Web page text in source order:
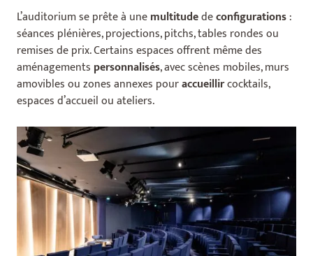
L’auditorium se prête à unemultitudedeconfigurations:
séances plénières, projections, pitchs, tables rondes ou
remises de prix.Certains espaces offrent même des
aménagements personnalisés, avec scènes mobiles, murs
amovibles ou zones annexes pouraccueillircocktails,
espaces d’accueil ou ateliers.